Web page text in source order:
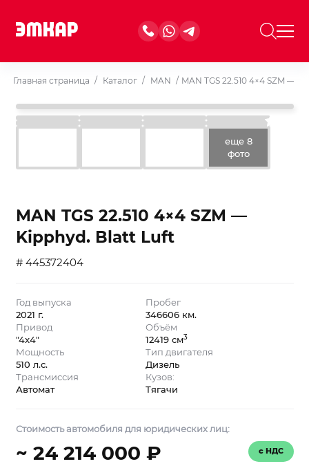
Главная страница / Каталог / MAN / MAN TGS 22.510 4×4 SZM —
еще 8
фото
MAN TGS 22.510 4×4 SZM —
Kipphyd. Blatt Luft
# 445372404
Год выпуска
2021 г.
Пробег
346606 км.
Привод
"4x4"
Объём
12419 см3
Мощность
510 л.с.
Тип двигателя
Дизель
Трансмиссия
Автомат
Кузов:
Тягачи
Стоимость автомобиля для юридических лиц:
~ 24 214 000 ₽ с НДС